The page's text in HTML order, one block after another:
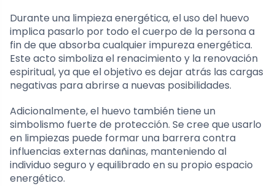
Durante una limpieza energética, el uso del huevo
implica pasarlo por todo el cuerpo de la persona a
fin de que absorba cualquier impureza energética.
Este acto simboliza el renacimiento y la renovación
espiritual, ya que el objetivo es dejar atrás las cargas
negativas para abrirse a nuevas posibilidades.
Adicionalmente, el huevo también tiene un
simbolismo fuerte de protección. Se cree que usarlo
en limpiezas puede formar una barrera contra
influencias externas dañinas, manteniendo al
individuo seguro y equilibrado en su propio espacio
energético.